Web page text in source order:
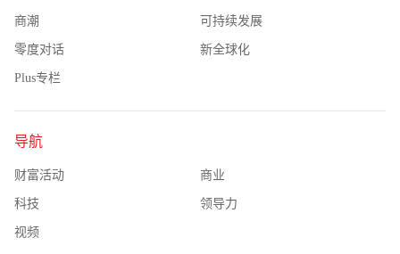
商潮 可持续发展
零度对话 新全球化
Plus专栏
导航
财富活动 商业
科技 领导力
视频